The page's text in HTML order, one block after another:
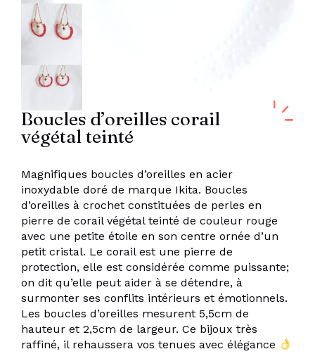
Boucles d’oreilles corail
végétal teinté
Magnifiques boucles d’oreilles en acier
inoxydable doré de marque Ikita. Boucles
d’oreilles à crochet constituées de perles en
pierre de corail végétal teinté de couleur rouge
avec une petite étoile en son centre ornée d’un
petit cristal. Le corail est une pierre de
protection, elle est considérée comme puissante;
on dit qu’elle peut aider à se détendre, à
surmonter ses conflits intérieurs et émotionnels.
Les boucles d’oreilles mesurent 5,5cm de
hauteur et 2,5cm de largeur. Ce bijoux très
raffiné, il rehaussera vos tenues avec élégance